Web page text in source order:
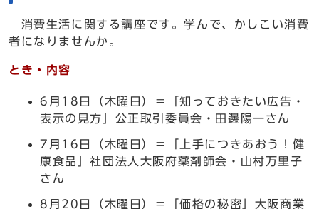
消費生活に関する講座です。学んで、かしこい消費
者になりませんか。
とき・内容
6月18日（木曜日）＝「知っておきたい広告・
表示の見方」公正取引委員会・田邊陽一さん
7月16日（木曜日）＝「上手につきあおう！健
康食品」社団法人大阪府薬剤師会・山村万里子
さん
8月20日（木曜日）＝「価格の秘密」大阪商業